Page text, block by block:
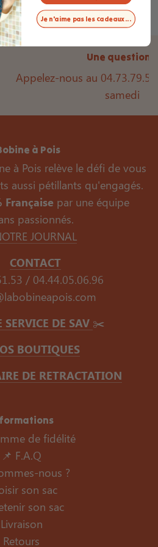
travail
au 04.73.79.51.53 du lundi au
à Pois
à Pois relève le défi de vous
aussi pétillants qu'engagés.
Française par une équipe
passionnés.
JOURNAL
CONTACT
/ 04.44.05.06.96
SERVICE DE SAV ✂️
BOUTIQUES
DE RETRACTATION
de fidélité
📌 F.A.Q
nous ?
son sac
son sac
Livraison
Retours
Je n'aime pas les cadeaux...